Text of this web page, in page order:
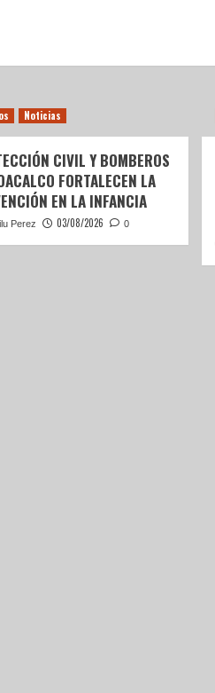
Noticias
CIVIL Y BOMBEROS
FORTALECEN LA
EN LA INFANCIA
Perez 03/08/2026 0